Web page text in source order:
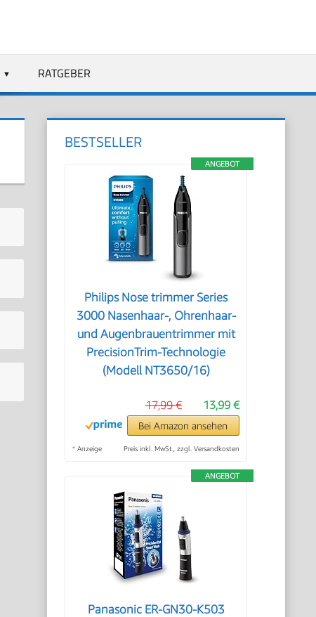
RATGEBER
BESTSELLER
ANGEBOT
Philips Nose trimmer Series
3000 Nasenhaar-, Ohrenhaar-
und Augenbrauentrimmer mit
PrecisionTrim-Technologie
(Modell NT3650/16)
13,99 €
17,99 €
Bei Amazon ansehen
* Anzeige Preis inkl. MwSt., zzgl. Versandkosten
ANGEBOT
Panasonic ER-GN30-K503